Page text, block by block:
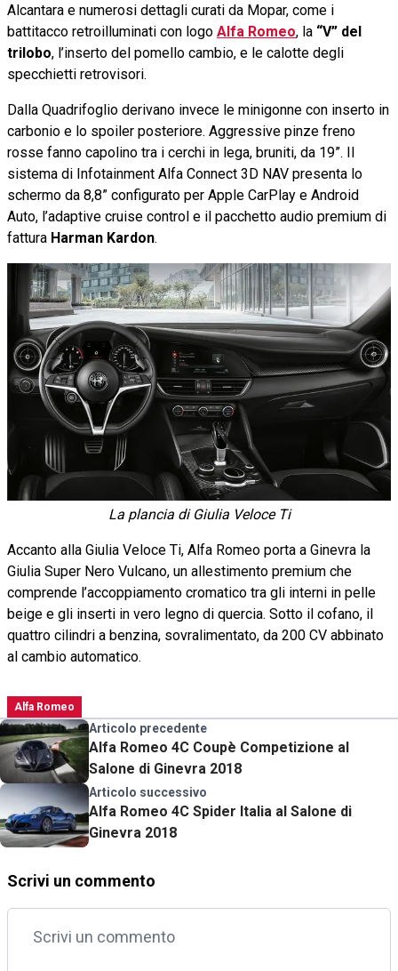
Alcantara e numerosi dettagli curati da Mopar, come i
battitacco retroilluminati con logo Alfa Romeo, la “V” del
trilobo, l’inserto del pomello cambio, e le calotte degli
specchietti retrovisori.
Dalla Quadrifoglio derivano invece le minigonne con inserto in
carbonio e lo spoiler posteriore. Aggressive pinze freno
rosse fanno capolino tra i cerchi in lega, bruniti, da 19”. Il
sistema di Infotainment Alfa Connect 3D NAV presenta lo
schermo da 8,8” configurato per Apple CarPlay e Android
Auto, l’adaptive cruise control e il pacchetto audio premium di
fattura Harman Kardon.
La plancia di Giulia Veloce Ti
Accanto alla Giulia Veloce Ti, Alfa Romeo porta a Ginevra la
Giulia Super Nero Vulcano, un allestimento premium che
comprende l’accoppiamento cromatico tra gli interni in pelle
beige e gli inserti in vero legno di quercia. Sotto il cofano, il
quattro cilindri a benzina, sovralimentato, da 200 CV abbinato
al cambio automatico.
Alfa Romeo
Articolo precedente
Alfa Romeo 4C Coupè Competizione al
Salone di Ginevra 2018
Articolo successivo
Alfa Romeo 4C Spider Italia al Salone di
Ginevra 2018
Scrivi un commento